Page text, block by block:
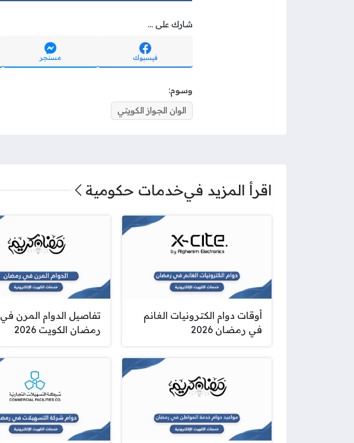
شارك على ...
فيسبوك مسنجر
وسوم:
الوان الجواز الكويتي
اقرأ المزيد فيخدمات حكومية
أوقات دوام الكترونيات الغانم
في رمضان 2026
تفاصيل الدوام المرن في
رمضان الكويت 2026